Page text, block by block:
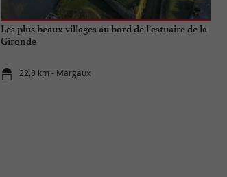
Les plus beaux villages au bord de l’estuaire de la
Gironde
22,8 km - Margaux